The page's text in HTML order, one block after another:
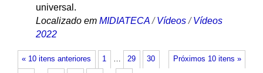
universal.
Localizado em MIDIATECA /Vídeos /Vídeos
2022
« 10 itens anteriores Próximos 10 itens »
1 … 29 30